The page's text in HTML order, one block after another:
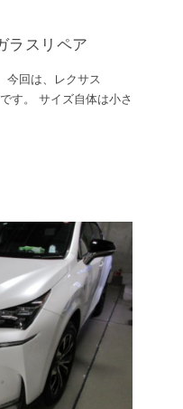
ラスリペア
今回は、レクサス
す。 サイズ自体は小さ